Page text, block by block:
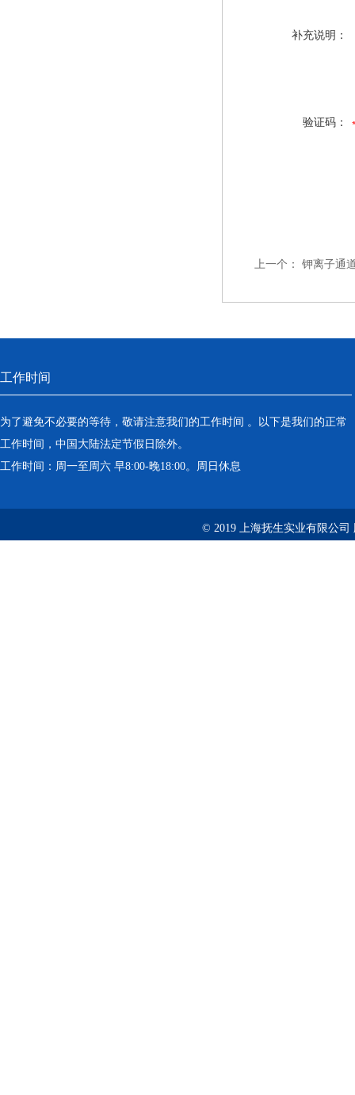
补充说明：
验证码：
上一个： 钾离子通
工作时间
为了避免不必要的等待，敬请注意我们的工作时间 。以下是我们的正常
工作时间，中国大陆法定节假日除外。
工作时间：周一至周六 早8:00-晚18:00。周日休息
© 2019 上海抚生实业有限公司